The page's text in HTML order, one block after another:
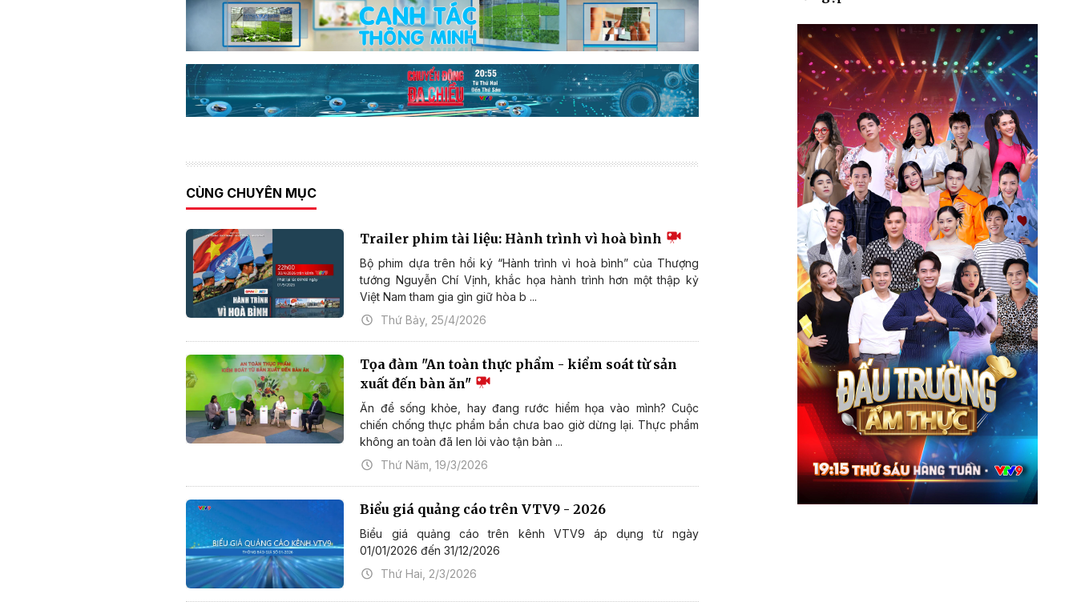
CÙNG CHUYÊN MỤC
Trailer phim tài liệu: Hành trình vì hoà bình
Bộ phim dựa trên hồi ký “Hành trình vì hoà bình” của Thượng
tướng Nguyễn Chí Vịnh, khắc họa hành trình hơn một thập kỷ
Việt Nam tham gia gìn giữ hòa b ...
Thứ Bảy, 25/4/2026
Tọa đàm "An toàn thực phẩm - kiểm soát từ sản
xuất đến bàn ăn"
Ăn để sống khỏe, hay đang rước hiểm họa vào mình? Cuộc
chiến chống thực phẩm bẩn chưa bao giờ dừng lại. Thực phẩm
không an toàn đã len lỏi vào tận bàn ...
Thứ Năm, 19/3/2026
Biểu giá quảng cáo trên VTV9 - 2026
Biểu giá quảng cáo trên kênh VTV9 áp dụng từ ngày
01/01/2026 đến 31/12/2026
Thứ Hai, 2/3/2026